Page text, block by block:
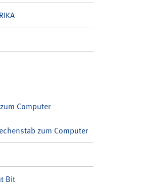
Computer
zum Computer
Bit